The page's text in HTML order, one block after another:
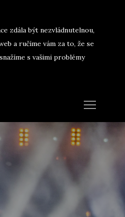
zdála být nezvládnutelnou,
a ručíme vám za to, že se
s vašimi problémy